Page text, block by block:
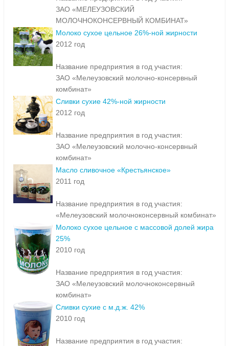
ЗАО «МЕЛЕУЗОВСКИЙ
МОЛОЧНОКОНСЕРВНЫЙ КОМБИНАТ»
Молоко сухое цельное 26%-ной жирности
2012 год
Название предприятия в год участия:
ЗАО «Мелеузовский молочно-консервный
комбинат»
Сливки сухие 42%-ной жирности
2012 год
Название предприятия в год участия:
ЗАО «Мелеузовский молочно-консервный
комбинат»
Масло сливочное «Крестьянское»
2011 год
Название предприятия в год участия:
«Мелеузовский молочноконсервный комбинат»
Молоко сухое цельное с массовой долей жира
25%
2010 год
Название предприятия в год участия:
ЗАО «Мелеузовский молочноконсервный
комбинат»
Сливки сухие с м.д.ж. 42%
2010 год
Название предприятия в год участия: